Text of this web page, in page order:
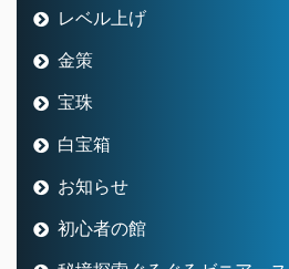
レベル上げ
金策
宝珠
白宝箱
お知らせ
初心者の館